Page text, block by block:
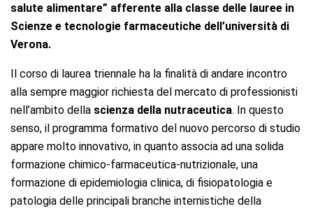
salute alimentare” afferente alla classe delle lauree in
Scienze e tecnologie farmaceutiche dell’università di
Verona.
Il corso di laurea triennale ha la finalità di andare incontro
alla sempre maggior richiesta del mercato di professionisti
nell’ambito della scienza della nutraceutica. In questo
senso, il programma formativo del nuovo percorso di studio
appare molto innovativo, in quanto associa ad una solida
formazione chimico-farmaceutica-nutrizionale, una
formazione di epidemiologia clinica, di fisiopatologia e
patologia delle principali branche internistiche della